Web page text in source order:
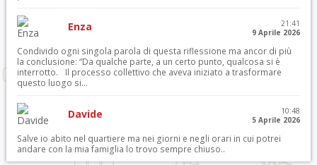
Enza
21:41
9 Aprile 2026
Condivido ogni singola parola di questa riflessione ma ancor di più
la conclusione: “Da qualche parte, a un certo punto, qualcosa si è
interrotto. Il processo collettivo che aveva iniziato a trasformare
questo luogo si...
Davide
10:48
5 Aprile 2026
Salve io abito nel quartiere ma nei giorni e negli orari in cui potrei
andare con la mia famiglia lo trovo sempre chiuso..